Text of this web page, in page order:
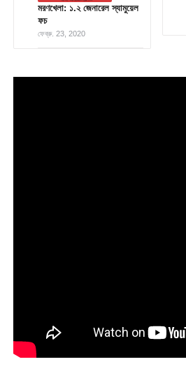
মরণখেলা: ১.২ জেনারেল স্যামুয়েল
ফচ
ফেব্রু. 23, 2020